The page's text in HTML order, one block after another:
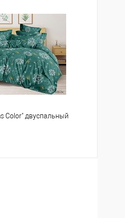
Сравнение
В наличии
Color" двуспальный